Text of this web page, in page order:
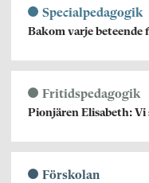
Specialpedagogik
Bakom varje beteende
Fritidspedagogik
Pionjären Elisabeth: Vi
Förskolan